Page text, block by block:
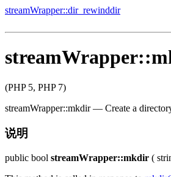
streamWrapper::dir_rewinddir
(PHP 5, PHP 7)
streamWrapper::mkdir— Create a
说明
public bool streamWrapper::mkdir (